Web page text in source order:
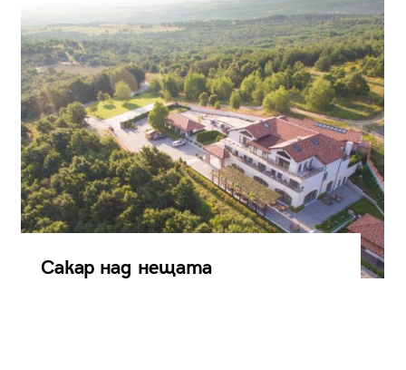
Сакар над нещата